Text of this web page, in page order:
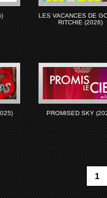
LES VACANCES DE
RITCHIE (2026)
PROMISED SKY
1